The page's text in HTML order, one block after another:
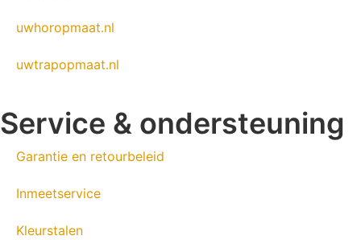
uwhoropmaat.nl
uwtrapopmaat.nl
Service & ondersteuning
Garantie en retourbeleid
Inmeetservice
Kleurstalen